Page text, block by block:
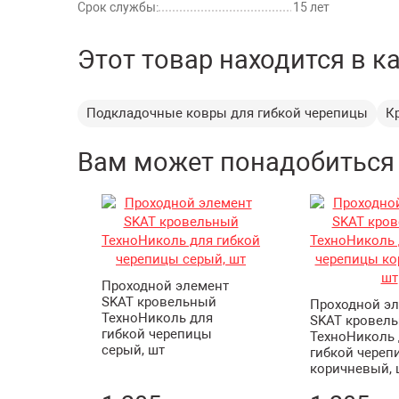
Сопротивление раздиру стержнем гвоздя в
поперечном направлении
Тип защитного покрытия: низ верх
Длина
Ширина
Добровольная
сертификация продукции
Добровольная
сертификация
подкладочные ковры
Пожарная
Срок службы:
15 лет
Этот товар находится в
Подкладочные ковры для гибкой черепицы
Вам может понадобиться
Проходной элемент
SKAT кровельный
ТехноНиколь для
гибкой черепицы
серый, шт
Проходной
SKAT
ТехноНиколь
гибкой
коричневый,